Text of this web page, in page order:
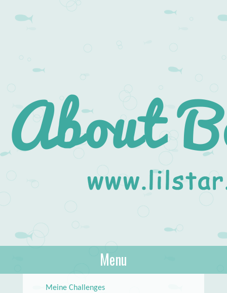
About Books
lilstar.de
Menu
Meine Challenges